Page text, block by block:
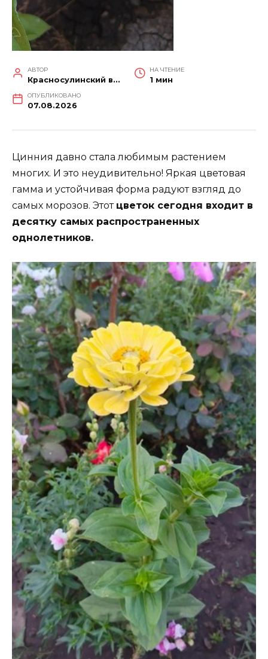
АВТОР
Красносулинский вестник
НА ЧТЕНИЕ
1 мин
ОПУБЛИКОВАНО
07.08.2026
Цинния давно стала любимым растением
многих. И это неудивительно! Яркая цветовая
гамма и устойчивая форма радуют взгляд до
самых морозов. Этот цветок сегодня входит в
десятку самых распространенных
однолетников.